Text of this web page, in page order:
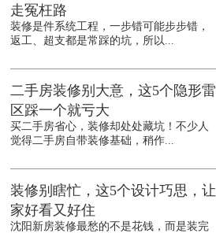
走冤枉路
装修是件系统工程，一步错可能步步错，
返工、超支都是常踩的坑，所以...
二手房装修别大意，这5个隐形雷
区踩一个就亏大
买二手房省心，装修却处处藏坑！不少人
觉得二手房自带装修基础，稍作...
装修别瞎忙，这5个设计巧思，让
家好看又好住
沈阳新房装修最愁的不是花钱，而是装完